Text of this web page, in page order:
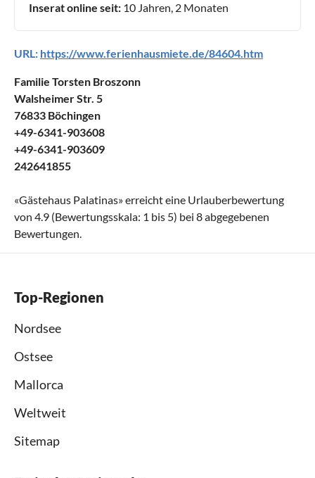
Inserat online seit: 10 Jahren, 2 Monaten
URL: https://www.ferienhausmiete.de/84604.htm
Familie Torsten Broszonn
Walsheimer Str. 5
76833 Böchingen
+49-6341-903608
+49-6341-903609
242641855
«Gästehaus Palatinas» erreicht eine Urlauberbewertung
von 4.9 (Bewertungsskala: 1 bis 5) bei 8abgegebenen
Bewertungen.
Top-Regionen
Nordsee
Ostsee
Mallorca
Weltweit
Sitemap